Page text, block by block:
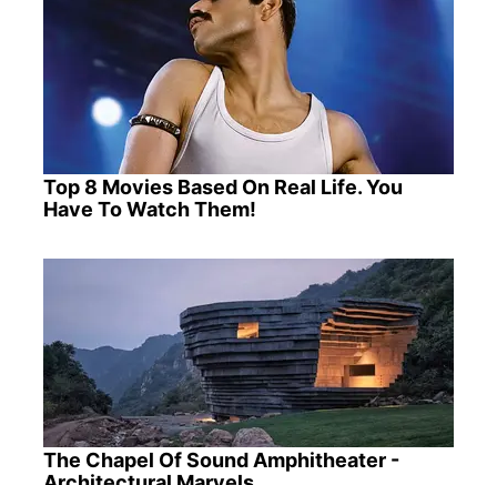
Top 8 Movies Based On Real Life. You
Have To Watch Them!
The Chapel Of Sound Amphitheater -